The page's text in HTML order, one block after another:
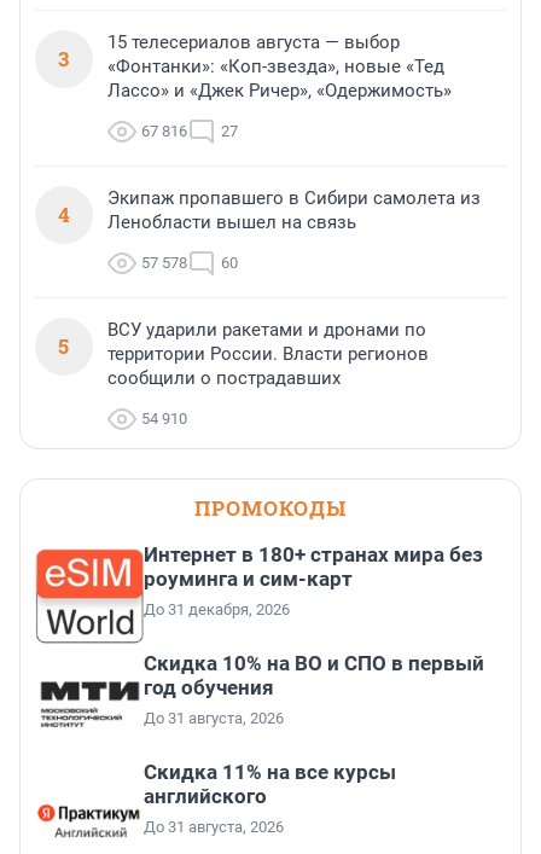
3
15 телесериалов августа — выбор
«Фонтанки»: «Коп-звезда», новые «Тед
Лассо» и «Джек Ричер», «Одержимость»
67 816 27
4
Экипаж пропавшего в Сибири самолета из
Ленобласти вышел на связь
57 578 60
5
ВСУ ударили ракетами и дронами по
территории России. Власти регионов
сообщили о пострадавших
54 910
ПРОМОКОДЫ
Интернет в 180+ странах мира без
роуминга и сим-карт
До 31 декабря, 2026
Скидка 10% на ВО и СПО в первый
год обучения
До 31 августа, 2026
Скидка 11% на все курсы
английского
До 31 августа, 2026